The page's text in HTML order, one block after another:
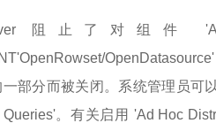
阻止了对组件 'Ad
部分而被关闭。系统管理员可
Queries'。有关启用 'Ad Hoc